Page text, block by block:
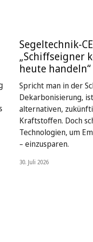
Segeltechnik-
„Schiffseigner
heute handeln“
Spricht man in der
Dekarbonisierung,
alternativen,
Kraftstoffen. Doch
Technologien, um
– einzusparen.
30. Juli 2026